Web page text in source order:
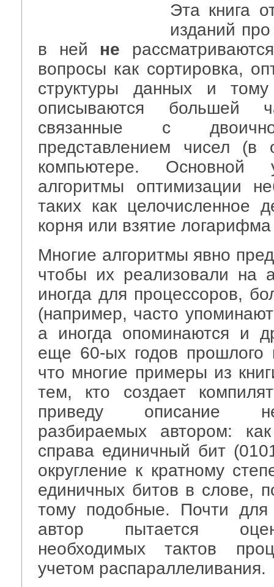
Эта книга
изданий
в ней не
вопросы как сортировка,
структуры данных и
описываются большей
связанные с
представлением чисел
компьютере.
алгоритмы оптимизации
таких как целочисленное
корня или взятие
Многие алгоритмы явно
чтобы их реализовали на
иногда для процессоров,
(например, часто
а иногда опоминаются и
еще 60-ых годов прошлого
что многие примеры из
тем, кто создает
приведу описание
разбираемых автором:
справа единичный бит
округление к кратному
единичных битов в слове,
тому подобные. Почти для
автор пытается
необходимых тактов
учетом распараллеливания.